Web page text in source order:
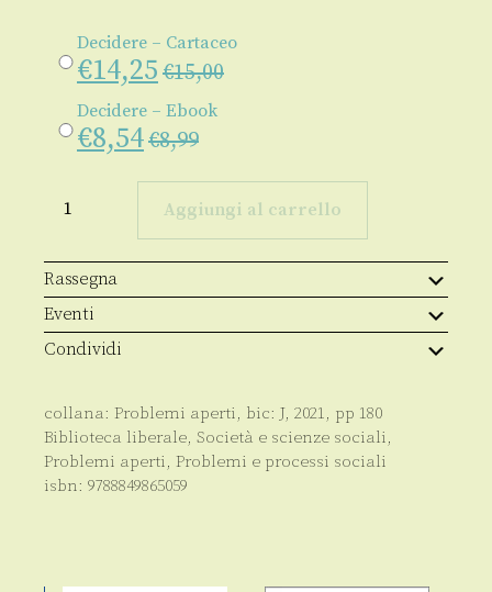
Decidere – Cartaceo
€14,25 €15,00
Decidere – Ebook
€8,54€8,99
quantità
Aggiungi al carrello
Rassegna
Eventi
Condividi
collana: Problemi aperti, bic: J, 2021, pp 180
Biblioteca liberale, Società e scienze sociali,
Problemi aperti, Problemi e processi sociali
isbn: 9788849865059